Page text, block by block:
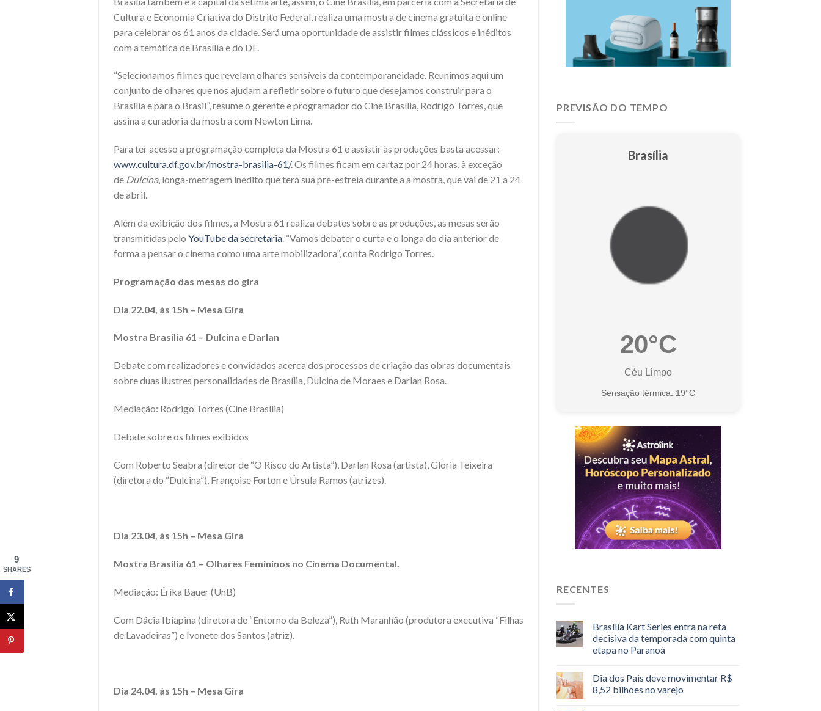
Cultura e Economia Criativa do Distrito Federal, realiza uma mostra de cinema gratuita e online
para celebrar os 61 anos da cidade. Será uma oportunidade de assistir filmes clássicos e inéditos
com a temática de Brasília e do DF.
“Selecionamos filmes que revelam olhares sensíveis da contemporaneidade. Reunimos aqui um
conjunto de olhares que nos ajudam a refletir sobre o futuro que desejamos construir para o
Brasília e para o Brasil”, resume o gerente e programador do Cine Brasília, Rodrigo Torres, que
assina a curadoria da mostra com Newton Lima.
Para ter acesso a programação completa da Mostra 61 e assistir às produções basta acessar:
www.cultura.df.gov.br/mostra-brasilia-61/. Os filmes ficam em cartaz por 24 horas, à exceção
de Dulcina, longa-metragem inédito que terá sua pré-estreia durante a a mostra, que vai de 21 a 24
de abril.
Além da exibição dos filmes, a Mostra 61 realiza debates sobre as produções, as mesas serão
transmitidas pelo YouTube da secretaria. “Vamos debater o curta e o longa do dia anterior de
forma a pensar o cinema como uma arte mobilizadora”, conta Rodrigo Torres.
Programação das mesas do gira
Dia 22.04, às 15h – Mesa Gira
Mostra Brasília 61 – Dulcina e Darlan
Debate com realizadores e convidados acerca dos processos de criação das obras documentais
sobre duas ilustres personalidades de Brasília, Dulcina de Moraes e Darlan Rosa.
Mediação: Rodrigo Torres (Cine Brasília)
Debate sobre os filmes exibidos
Com Roberto Seabra (diretor de “O Risco do Artista”), Darlan Rosa (artista), Glória Teixeira
(diretora do “Dulcina”), Françoise Forton e Úrsula Ramos (atrizes).
Dia 23.04, às 15h – Mesa Gira
Mostra Brasília 61 – Olhares Femininos no Cinema Documental.
Mediação: Érika Bauer (UnB)
Com Dácia Ibiapina (diretora de “Entorno da Beleza”), Ruth Maranhão (produtora executiva “Filhas
de Lavadeiras”) e Ivonete dos Santos (atriz).
Dia 24.04, às 15h – Mesa Gira
PREVISÃO DO TEMPO
Brasília
20°C
Céu Limpo
Sensação térmica: 19°C
RECENTES
Brasília Kart Series entra na reta
decisiva da temporada com quinta
etapa no Paranoá
Dia dos Pais deve movimentar R$
8,52 bilhões no varejo
9
SHARES